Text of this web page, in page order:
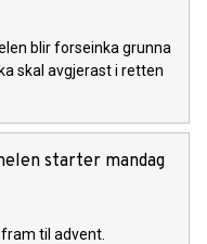
blir forseinka grunna
skal avgjerast i retten
starter mandag
til advent.